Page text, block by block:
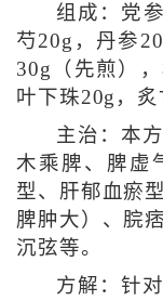
组成：党
芍20g，丹参
30g（先煎）
叶下珠20g，炙
主治：本
木乘脾、脾虚
型、肝郁血瘀
脾肿大）、脘
沉弦等。
方解：针